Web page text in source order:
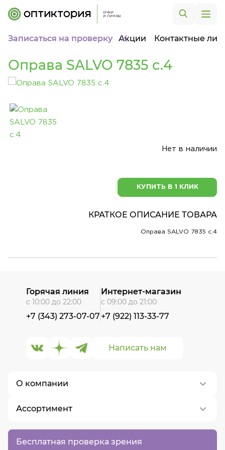
Записаться на проверку Акции Контактные
Оправа SALVO 7835 c.4
Нет в наличии
КУПИТЬ В 1 КЛИК
КРАТКОЕ ОПИСАНИЕ ТОВАРА
Оправа SALVO 7835 c.4
Бесплатная проверка зрения
О компании
О нас
Контакты
Вакансии
Ассортимент
Написать нам
Горячая линия
с 10:00 до 22:00
+7 (343) 273-07-07
Интернет-магазин
с 09:00 до 21:00
+7 (922) 113-33-77